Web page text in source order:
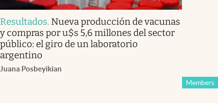
Resultados. Nueva producción de vacunas
y compras por u$s 5,6 millones del sector
público: el giro de un laboratorio
argentino
Juana Posbeyikian
Members